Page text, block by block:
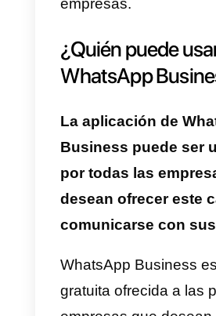
crear una
con el público.
La aplicación de
Business no
conlas API de
Business, que
avanzada
provecho de